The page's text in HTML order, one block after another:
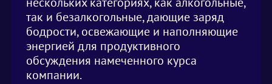
так и безалкогольные, дающие заряд
бодрости, освежающие и наполняющие
энергией для продуктивного
обсуждения намеченного курса
компании.